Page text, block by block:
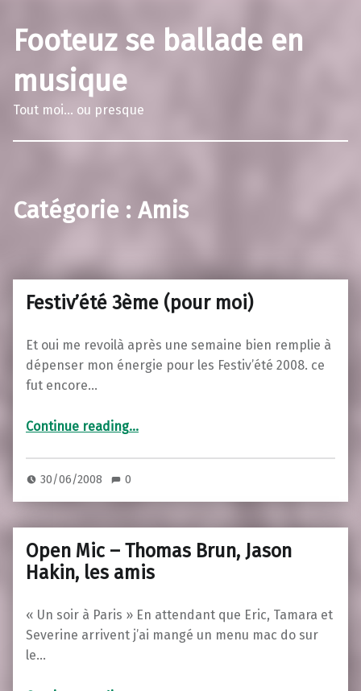
Footeuz se ballade en
musique
Tout moi… ou presque
Catégorie : Amis
Festiv’été 3ème (pour moi)
Et oui me revoilà après une semaine bien remplie à
dépenser mon énergie pour les Festiv’été 2008. ce
fut encore…
Continue reading…
30/06/2008 0
Open Mic – Thomas Brun, Jason
Hakin, les amis
« Un soir à Paris » En attendant que Eric, Tamara et
Severine arrivent j’ai mangé un menu mac do sur
le…